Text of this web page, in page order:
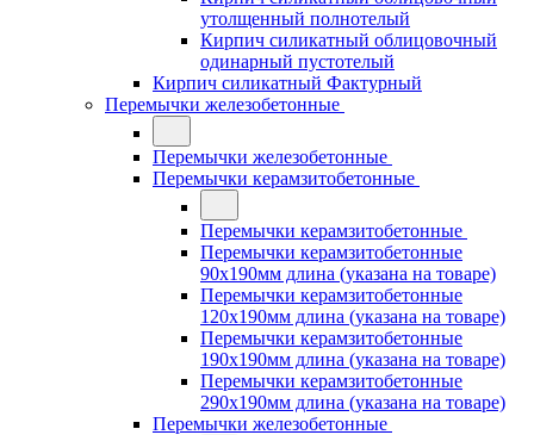
утолщенный полнотелый
Кирпич силикатный облицовочный
одинарный пустотелый
Кирпич силикатный Фактурный
Перемычки железобетонные
Перемычки железобетонные
Перемычки керамзитобетонные
Перемычки керамзитобетонные
Перемычки керамзитобетонные
90x190мм длина (указана на товаре)
Перемычки керамзитобетонные
120x190мм длина (указана на товаре)
Перемычки керамзитобетонные
190x190мм длина (указана на товаре)
Перемычки керамзитобетонные
290x190мм длина (указана на товаре)
Перемычки железобетонные